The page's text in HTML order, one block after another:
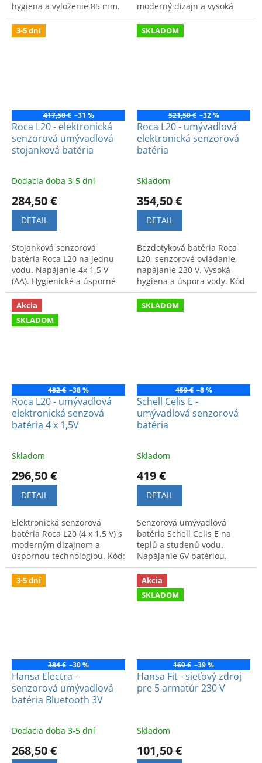
hygiena a vyloženie 85 mm.
Kvalitný a štýlový prvok do
kúpeľne.
moderný dizajn a vysoká
hygiena. Kód výrobku:
A5A5709C00.
3-5 dní
417,50 € –31 %
Roca L20 - elektronická
senzorová umývadlová
stojanková batéria
Dodacia doba 3-5 dní
284,50 €
DETAIL
Stojanková senzorová
batéria Roca L20 na jednu
vodu. Napájanie 4x 1,5 V
(AA). Hygienické a úsporné
riešenie pre každú kúpeľňu.
SKLADOM
521,50 € –32 %
Roca L20 - umývadlová
elektronická senzorová
batéria
Skladom
354,50 €
DETAIL
Bezdotyková batéria Roca
L20, senzorové ovládanie,
napájanie 230 V. Vysoká
hygiena a úspora vody. Kód
výrobku: A5A5509C00.
Akcia
SKLADOM
482 € –38 %
Roca L20 - umývadlová
elektronická senzová
batéria 4 x 1,5V
Skladom
296,50 €
DETAIL
Elektronická senzorová
batéria Roca L20 (4 x 1,5 V) s
moderným dizajnom a
úspornou technológiou. Kód:
A5A309C00. K dispozícii v
predajni Bratislava (OD
Drevona).
SKLADOM
459 € –8 %
Schell Celis E -
umývadlová senzorová
batéria
Skladom
419 €
DETAIL
Senzorová umývadlová
batéria Schell Celis E na
teplú a studenú vodu.
Napájanie 6V batériou.
Moderné, hygienické a
úsporné riešenie od
nemeckého výrobcu.
3-5 dní
384 € –30 %
Hansa Electra -
senzorová umývadlová
batéria Bluetooth 3V
Dodacia doba 3-5 dní
268,50 €
Akcia
SKLADOM
169 € –39 %
Hansa Fit - sieťový zdroj
pre 5 armatúr 230 V
Skladom
101,50 €